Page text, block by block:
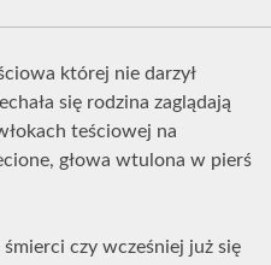
której nie darzył
się rodzina zaglądają
teściowej na
głowa wtulona w pierś
czy wcześniej już się